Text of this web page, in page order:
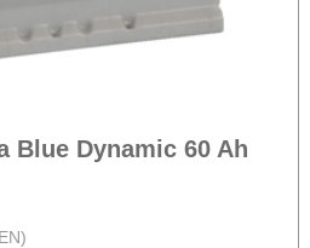
Blue Dynamic 60 Ah